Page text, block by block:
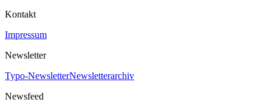
Kontakt
Impressum
Newsletter
Typo-NewsletterNewsletterarchiv
Newsfeed